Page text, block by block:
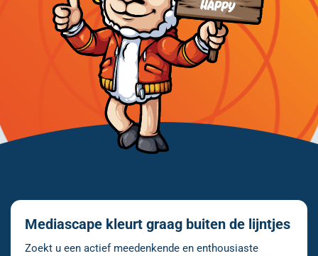
Mediascape kleurt graag buiten de lijntjes
Zoekt u een actief meedenkende en enthousiaste